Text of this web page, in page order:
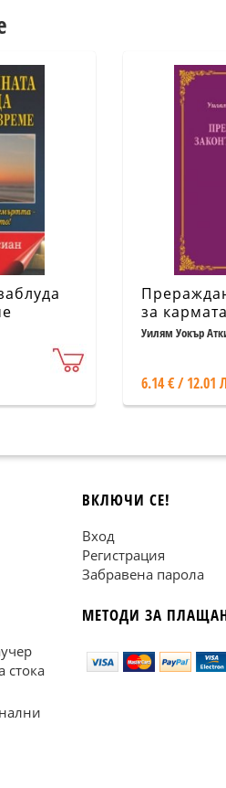
за кармата
Уилям Уокър
6.14 € / 12.01
стока
ВКЛЮЧИ СЕ!
Вход
Регистрация
Забравена парола
МЕТОДИ ЗА